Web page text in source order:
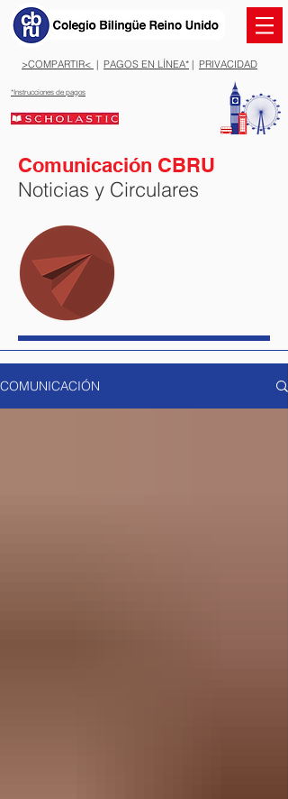
>COMPARTIR< | PAGOS EN LÍNEA* | PRIVACIDAD
*Instrucciones de pagos
Comunicación CBRU
Noticias y Circulares
COMUNICACIÓN